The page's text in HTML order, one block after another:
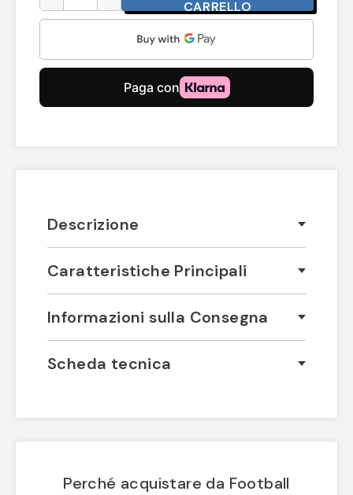
CARRELLO
Descrizione
Caratteristiche Principali
Informazioni sulla Consegna
Scheda tecnica
Perché acquistare da Football